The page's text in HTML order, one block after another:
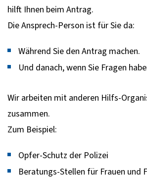
hilft Ihnen beim Antrag.
Die Ansprech-Person ist für Sie da:
Während Sie den Antrag machen.
Und danach, wenn Sie Fragen
Wir arbeiten mit anderen Hilfs-
zusammen.
Zum Beispiel:
Opfer-Schutz der Polizei
Beratungs-Stellen für Frauen und